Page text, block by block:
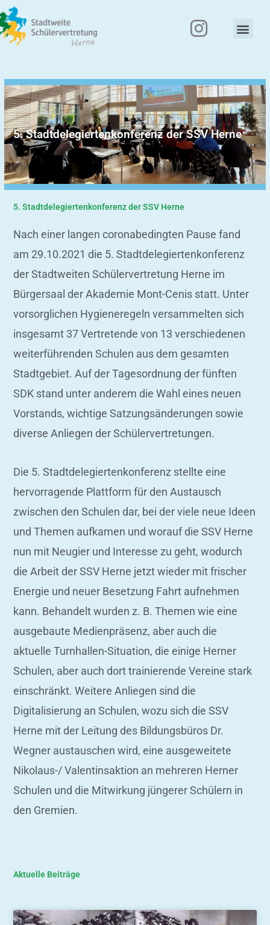
Zum
Inhalt
springen
5. Stadtdelegiertenkonferenz der SSV Herne
5. Stadtdelegiertenkonferenz der SSV Herne
Nach einer langen coronabedingten Pause fand
am 29.10.2021 die 5. Stadtdelegiertenkonferenz
der Stadtweiten Schülervertretung Herne im
Bürgersaal der Akademie Mont-Cenis statt. Unter
vorsorglichen Hygieneregeln versammelten sich
insgesamt 37 Vertretende von 13 verschiedenen
weiterführenden Schulen aus dem gesamten
Stadtgebiet. Auf der Tagesordnung der fünften
SDK stand unter anderem die Wahl eines neuen
Vorstands, wichtige Satzungsänderungen sowie
diverse Anliegen der Schülervertretungen.
Die 5. Stadtdelegiertenkonferenz stellte eine
hervorragende Plattform für den Austausch
zwischen den Schulen dar, bei der viele neue Ideen
und Themen aufkamen und worauf die SSV Herne
nun mit Neugier und Interesse zu geht, wodurch
die Arbeit der SSV Herne jetzt wieder mit frischer
Energie und neuer Besetzung Fahrt aufnehmen
kann. Behandelt wurden z. B. Themen wie eine
ausgebaute Medienpräsenz, aber auch die
aktuelle Turnhallen-Situation, die einige Herner
Schulen, aber auch dort trainierende Vereine stark
einschränkt. Weitere Anliegen sind die
Digitalisierung an Schulen, wozu sich die SSV
Herne mit der Leitung des Bildungsbüros Dr.
Wegner austauschen wird, eine ausgeweitete
Nikolaus-/ Valentinsaktion an mehreren Herner
Schulen und die Mitwirkung jüngerer Schülern in
den Gremien.
Aktuelle Beiträge